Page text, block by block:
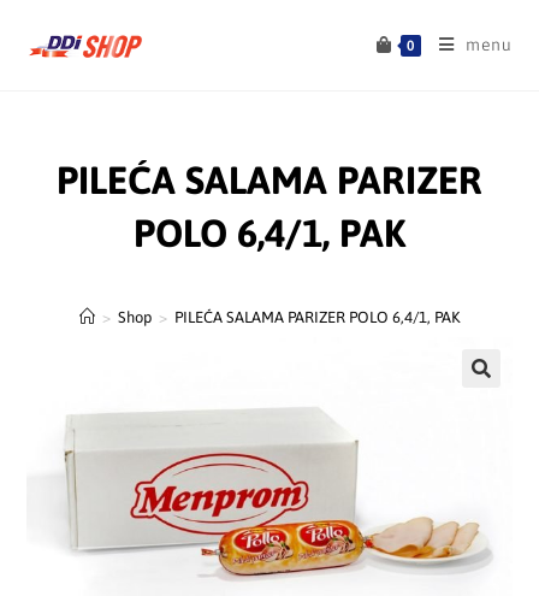
0 menu
PILEĆA SALAMA PARIZER
POLO 6,4/1, PAK
> Shop > PILEĆA SALAMA PARIZER POLO 6,4/1, PAK